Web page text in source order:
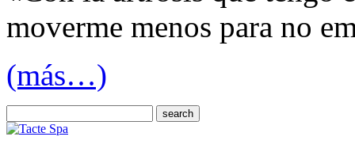
moverme menos para no
(más…)